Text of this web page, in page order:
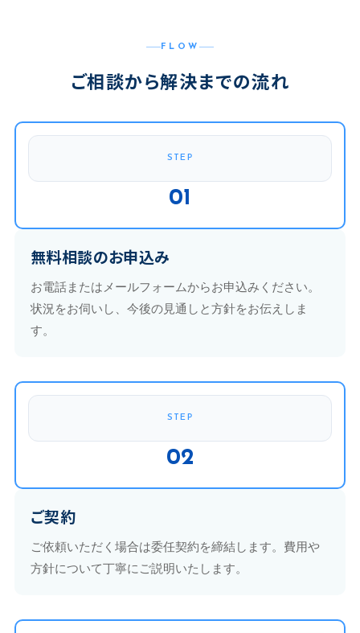
FLOW
ご相談から解決までの流れ
STEP
01
無料相談のお申込み
お電話またはメールフォームからお申込みください。
状況をお伺いし、今後の見通しと方針をお伝えしま
す。
STEP
02
ご契約
ご依頼いただく場合は委任契約を締結します。費用や
方針について丁寧にご説明いたします。